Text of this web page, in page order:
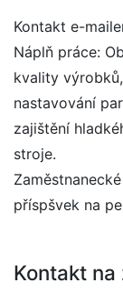
Kontakt e-
Náplň práce:
kvality
nastavování
zajištění
stroje.
příspšvek na
Kontakt